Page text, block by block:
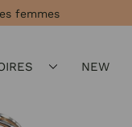
femmes
NEW